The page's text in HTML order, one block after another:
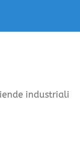
industriali